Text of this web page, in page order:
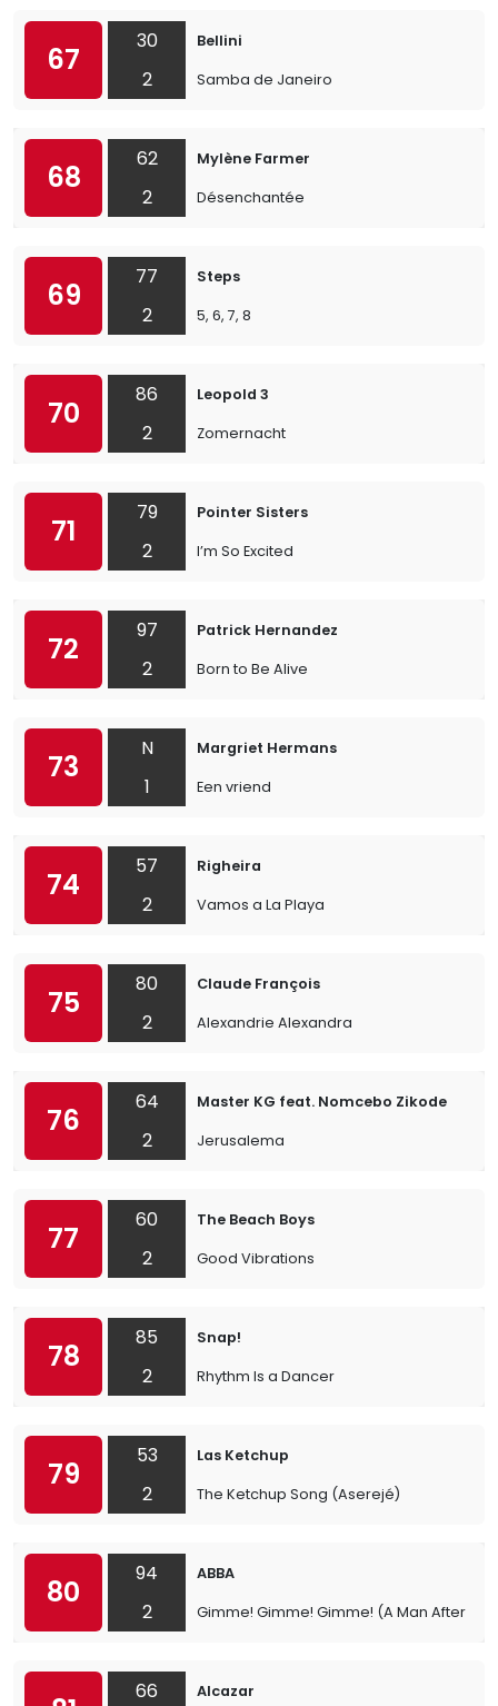
67
30
2
Bellini
Samba de Janeiro
68
62
2
Mylène Farmer
Désenchantée
69
77
2
Steps
5, 6, 7, 8
70
86
2
Leopold 3
Zomernacht
71
79
2
Pointer Sisters
I’m So Excited
72
97
2
Patrick Hernandez
Born to Be Alive
73
N
1
Margriet Hermans
Een vriend
74
57
2
Righeira
Vamos a La Playa
75
80
2
Claude François
Alexandrie Alexandra
76
64
2
Master KG feat. Nomcebo Zikode
Jerusalema
77
60
2
The Beach Boys
Good Vibrations
78
85
2
Snap!
Rhythm Is a Dancer
79
53
2
Las Ketchup
The Ketchup Song (Aserejé)
80
94
2
ABBA
Gimme! Gimme! Gimme! (A Man After
66 Alcazar